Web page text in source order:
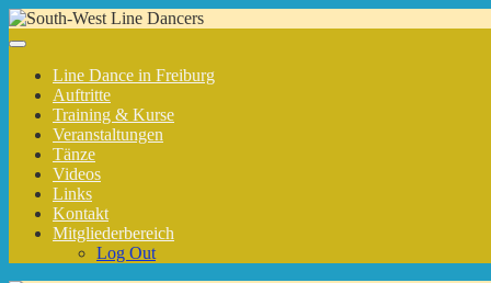
Line Dance in Freiburg
Auftritte
Training & Kurse
Veranstaltungen
Tänze
Videos
Links
Kontakt
Mitgliederbereich
Log Out